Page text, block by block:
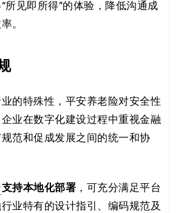
所见即所得”的体验，降低沟通成
。
的特殊性，平安养老险对安全性
业在数字化建设过程中重视金融
范和促成发展之间的统一和协
支持本地化部署 ，可充分满足平台
业特有的设计指引、编码规范及